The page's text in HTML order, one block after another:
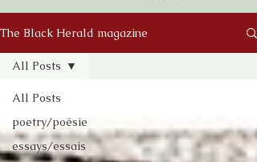
The Black Herald magazine
All Posts
poetry/poésie
essays/essais
All Posts